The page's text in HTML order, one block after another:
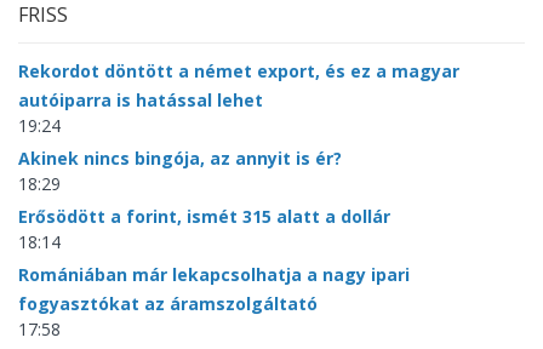
FRISS
Rekordot döntött a német export, és ez a magyar
autóiparra is hatással lehet
19:24
Akinek nincs bingója, az annyit is ér?
18:29
Erősödött a forint, ismét 315 alatt a dollár
18:14
Romániában már lekapcsolhatja a nagy ipari
fogyasztókat az áramszolgáltató
17:58